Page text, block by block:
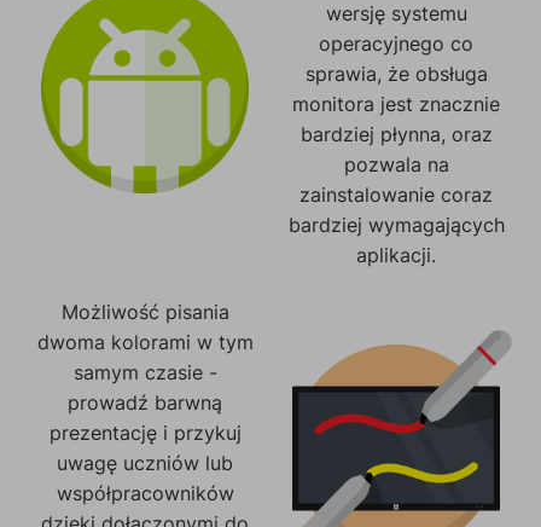
wersję systemu
operacyjnego co
sprawia, że obsługa
monitora jest znacznie
bardziej płynna, oraz
pozwala na
zainstalowanie coraz
bardziej wymagających
aplikacji.
Możliwość pisania
dwoma kolorami w tym
samym czasie -
prowadź barwną
prezentację i przykuj
uwagę uczniów lub
współpracowników